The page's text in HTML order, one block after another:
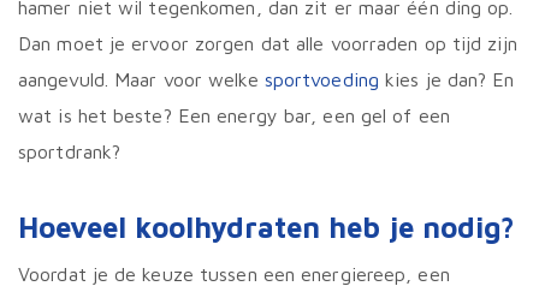
hamer niet wil tegenkomen, dan zit er maar één ding op.
Dan moet je ervoor zorgen dat alle voorraden op tijd zijn
aangevuld. Maar voor welke sportvoeding kies je dan? En
wat is het beste? Een energy bar, een gel of een
sportdrank?
Hoeveel koolhydraten heb je nodig?
Voordat je de keuze tussen een energiereep, een